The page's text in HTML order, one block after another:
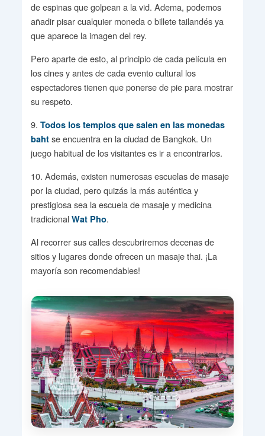
de espinas que golpean a la vid. Adema, podemos
añadir pisar cualquier moneda o billete tailandés ya
que aparece la imagen del rey.
Pero aparte de esto, al principio de cada película en
los cines y antes de cada evento cultural los
espectadores tienen que ponerse de pie para mostrar
su respeto.
9. Todos los templos que salen en las monedas
bahtse encuentra en la ciudad de Bangkok. Un
juego habitual de los visitantes es ir a encontrarlos.
10. Además, existen numerosas escuelas de masaje
por la ciudad, pero quizás la más auténtica y
prestigiosa sea la escuela de masaje y medicina
tradicional Wat Pho.
Al recorrer sus calles descubriremos decenas de
sitios y lugares donde ofrecen un masaje thai. ¡La
mayoría son recomendables!